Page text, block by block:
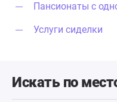
Пансионаты с
Услуги сиделки
Искать по